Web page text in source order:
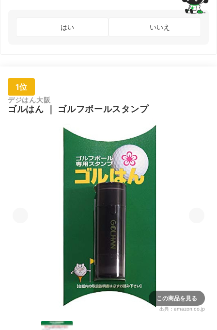
はい いいえ
1位
デジはん大阪
ゴルはん ｜ ゴルフボールスタンプ
この商品を見る
出典： amazon.co.jp